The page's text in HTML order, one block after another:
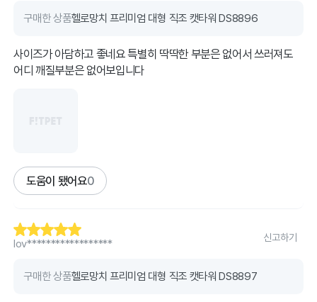
구매한 상품헬로망치 프리미엄 대형 직조 캣타워 DS8896
사이즈가 아담하고 좋네요 특별히 딱딱한 부분은 없어서 쓰러져도
어디 깨질부분은 없어보입니다
도움이 됐어요0
lov******************
신고하기
구매한 상품헬로망치 프리미엄 대형 직조 캣타워 DS8897